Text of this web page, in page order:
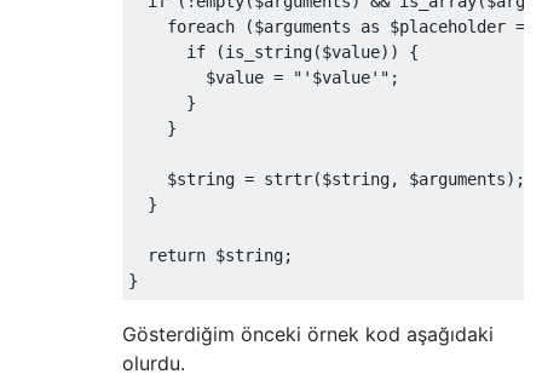
foreach
($arguments as $placeholder =>
if
(is_string($value))
{
        $value
= "'$value'" ;
}
}
    $string
= strtr($string, $arguments);
}
return $string;
}
Gösterdiğim önceki örnek kod aşağıdaki
olurdu.